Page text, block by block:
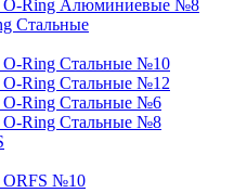
O-Ring Алюминиевые №8
Стальные
Ring Стальные №10
Ring Стальные №12
Ring Стальные №6
Ring Стальные №8
№10